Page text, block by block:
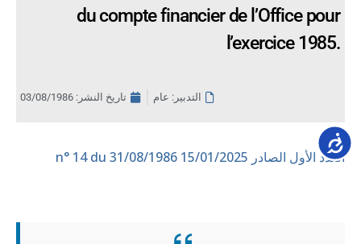
du compte financier de l’Office pour
l’exercice 1985.
التدبير: عام تاريخ النشر: 03/08/1986
العدد الأول الصادر 15/01/2025